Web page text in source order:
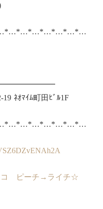
ﾈｵﾏｲﾑ町田ﾋﾞﾙ1F
コ ピーチ→ライチ☆